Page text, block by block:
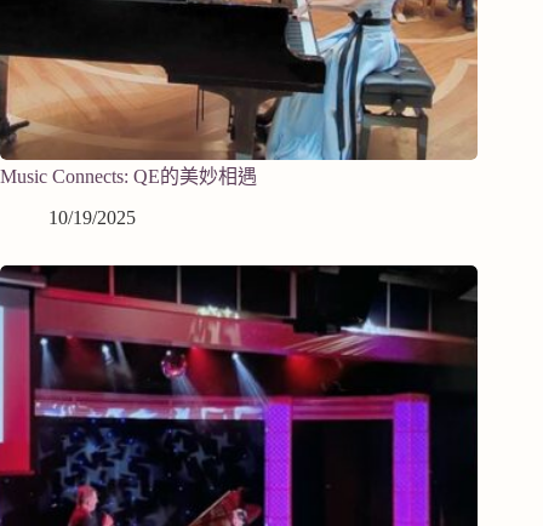
Music Connects: QE的美妙相遇
10/19/2025